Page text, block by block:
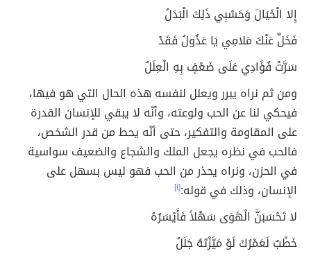
إِلا الْخَيَالَ وَحَسْبِي ذَلِكَ الْبَدَلُ
فَخَلِّ عَنْكَ مَلامِي يَا عَذُولُ فَقَدْ
سَرَّتْ فُؤَادِي عَلَى ضَعْفٍ بِهِ الْعِلَلُ
ومن ثم نراه يبرر ويعلل لنفسه هذه الحال التي هو فيها،
فيحكي لنا عن الحب ولوعته، وأنّه لا يبقي للإنسان القدرة
على المقاومة والتفكير، حتى أنّه يحط من قدر الشخص،
فالحب في نظره يجعل الملك والشجاع والضعيف سواسية
في الحزن، ونراه يحذر من الحب فهو ليس بسهل على
الإنسان، وذلك في قوله:[١]
لا تَحْسَبَنَّ الْهَوَى سَهْلاً فَأَيْسَرُهُ
خَطْبٌ لَعَمْرُكَ لَوْ مَيَّزْتَهُ جَلَلُ